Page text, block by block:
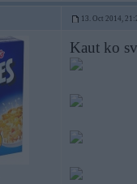
13. Oct 2014,
Kaut ko